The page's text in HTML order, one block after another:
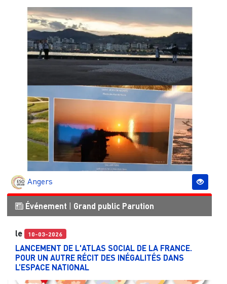
Angers
Événement Grand public Parution
le 10-03-2026
LANCEMENT DE L'ATLAS SOCIAL DE LA FRANCE.
POUR UN AUTRE RÉCIT DES INÉGALITÉS DANS
L’ESPACE NATIONAL